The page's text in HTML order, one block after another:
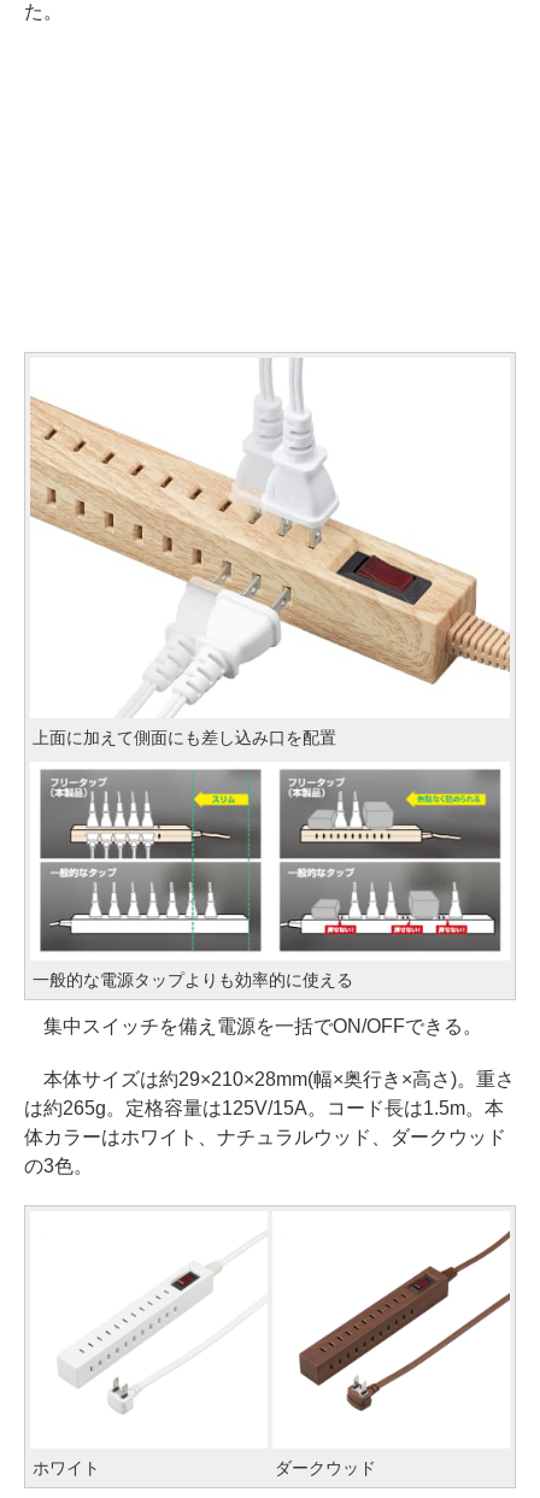
た。
上面に加えて側面にも差し込み口を配置
一般的な電源タップよりも効率的に使える
集中スイッチを備え電源を一括でON/OFFできる。
本体サイズは約29×210×28mm(幅×奥行き×高さ)。重さ
は約265g。定格容量は125V/15A。コード長は1.5m。本
体カラーはホワイト、ナチュラルウッド、ダークウッド
の3色。
ホワイト ダークウッド